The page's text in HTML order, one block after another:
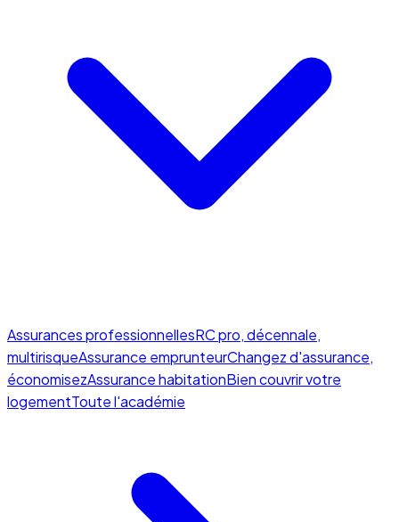
Assurances professionnellesRC pro, décennale,
multirisqueAssurance emprunteurChangez d'assurance,
économisezAssurance habitationBien couvrir votre
logementToute l'académie